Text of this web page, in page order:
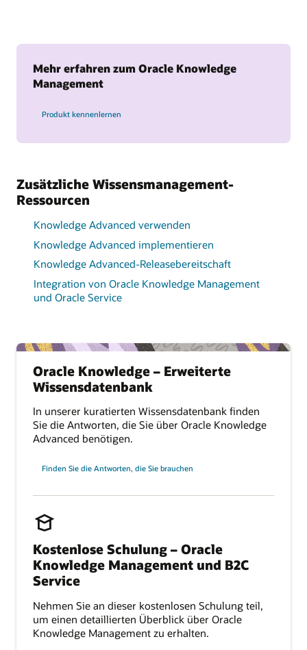
Oracle Knowledge – Erweiterte
Wissensdatenbank
In unserer kuratierten Wissensdatenbank finden
Sie die Antworten, die Sie über Oracle Knowledge
Advanced benötigen.
Finden Sie die Antworten, die Sie brauchen
Kostenlose Schulung – Oracle
Knowledge Management und B2C
Service
Nehmen Sie an dieser kostenlosen Schulung teil,
um einen detaillierten Überblick über Oracle
Knowledge Management zu erhalten.
Mehr erfahren zum Oracle Knowledge
Management
Produkt kennenlernen
Zusätzliche Wissensmanagement-
Ressourcen
Knowledge Advanced verwenden
Knowledge Advanced implementieren
Knowledge Advanced-Releasebereitschaft
Integration von Oracle Knowledge Management
und Oracle Service